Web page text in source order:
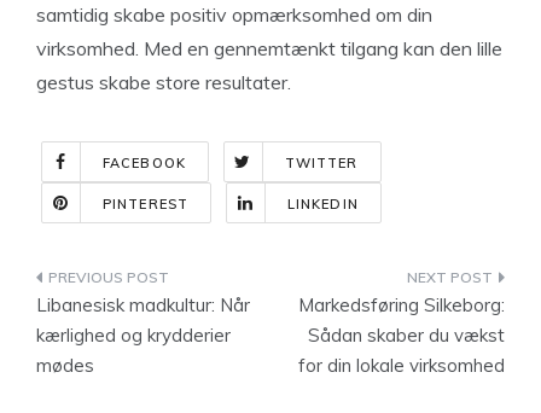
samtidig skabe positiv opmærksomhed om din
virksomhed. Med en gennemtænkt tilgang kan den lille
gestus skabe store resultater.
FACEBOOK TWITTER
PINTEREST LINKEDIN
Indlægsnavigation
Libanesisk madkultur: Når
kærlighed og krydderier
mødes
Markedsføring Silkeborg:
Sådan skaber du vækst
for din lokale virksomhed